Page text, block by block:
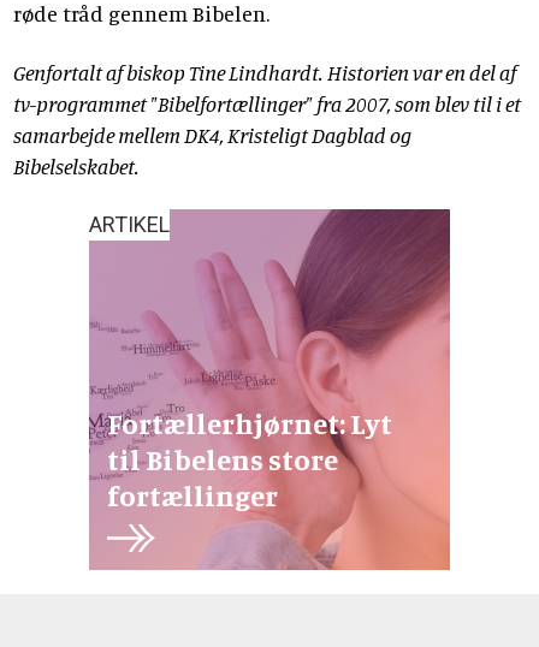
røde tråd gennem Bibelen.
Genfortalt af biskop Tine Lindhardt. Historien var en del af
tv-programmet "Bibelfortællinger" fra 2007, som blev til i et
samarbejde mellem DK4, Kristeligt Dagblad og
Bibelselskabet.
ARTIKEL
Fortællerhjørnet: Lyt
til Bibelens store
fortællinger